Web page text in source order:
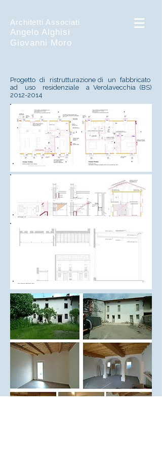
Architetti Associati
Angelo Alghisi
Giovanni Moro
Progetto di ristrutturazione di un fabbricato
ad uso residenziale a Verolavecchia (BS)
2012-2014